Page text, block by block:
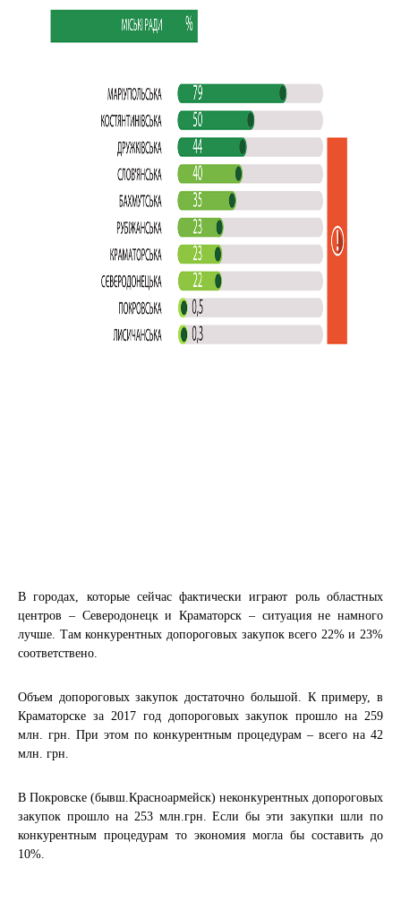
В городах, которые сейчас фактически играют роль областных
центров – Северодонецк и Краматорск – ситуация не намного
лучше. Там конкурентных допороговых закупок всего 22% и 23%
соответствено.
Объем допороговых закупок достаточно большой. К примеру, в
Краматорске за 2017 год допороговых закупок прошло на 259
млн. грн. При этом по конкурентным процедурам – всего на 42
млн. грн.
В Покровске (бывш.Красноармейск) неконкурентных допороговых
закупок прошло на 253 млн.грн. Если бы эти закупки шли по
конкурентным процедурам то экономия могла бы составить до
10%.